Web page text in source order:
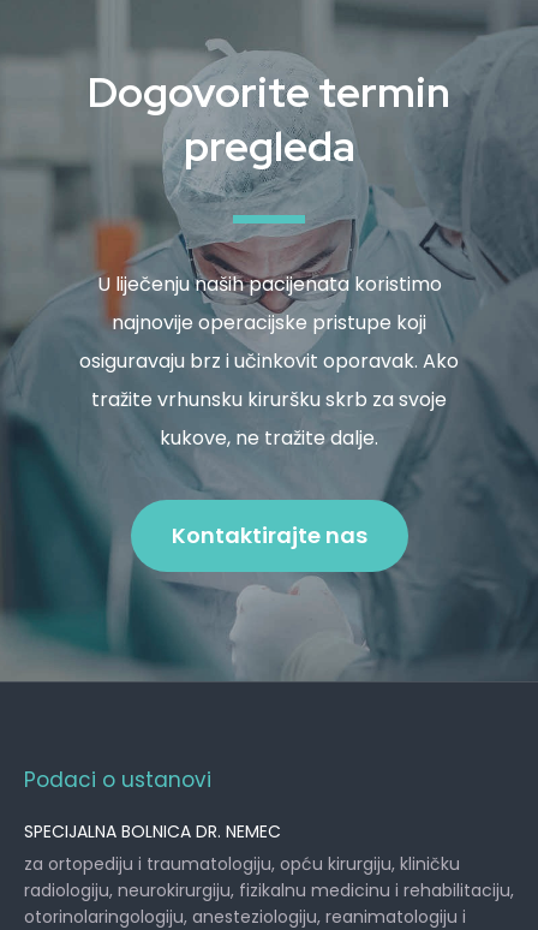
Dogovorite termin
pregleda
U liječenju naših pacijenata koristimo
najnovije operacijske pristupe koji
osiguravaju brz i učinkovit oporavak. Ako
tražite vrhunsku kiruršku skrb za svoje
kukove, ne tražite dalje.
Kontaktirajte nas
Podaci o ustanovi
SPECIJALNA BOLNICA DR. NEMEC
za ortopediju i traumatologiju, opću kirurgiju, kliničku
radiologiju, neurokirurgiju, fizikalnu medicinu i rehabilitaciju,
otorinolaringologiju, anesteziologiju, reanimatologiju i